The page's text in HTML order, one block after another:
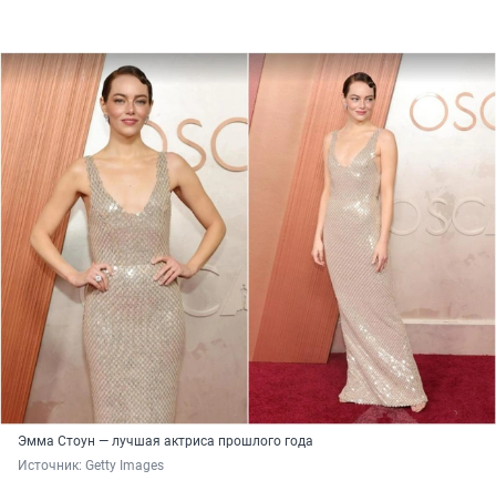
Эмма Стоун — лучшая актриса прошлого года
Источник: Getty Images